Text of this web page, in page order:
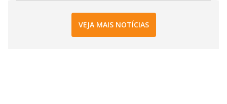
VEJA MAIS NOTÍCIAS